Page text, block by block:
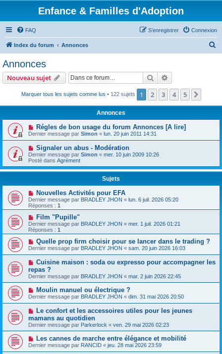
Enfance & Familles d'Adoption
FAQ Connexion
S’enregistrer
Index du forum Annonces
e
Annonces
Nouveau sujet Rechercher
Marquer tous les sujets comme lus • 122 sujets 1 2 3 4 5
Annonces
Régles de bon usage du forum Annonces [A lire]
Dernier message par Simon « lun. 20 juin 2011 14:31
Signaler un abus - Modération
Dernier message par Simon « mer. 10 juin 2009 10:26
Posté dans Agrément
Sujets
Nouvelles Activités pour EFA
Dernier message par BRADLEY JHON « lun. 6 juil. 2026 05:20
Réponses : 1
Film "Pupille"
Dernier message par BRADLEY JHON « mer. 1 juil. 2026 01:21
Réponses : 1
Quelle prop firm choisir pour se lancer dans le trading ?
Dernier message par BRADLEY JHON « sam. 20 juin 2026 16:03
Cuisine maison : soda ou expresso pour accompagner les
repas ?
Dernier message par BRADLEY JHON « mar. 2 juin 2026 22:45
Moulin manuel ou électrique ?
Dernier message par BRADLEY JHON « dim. 31 mai 2026 20:50
Le confort et les accessoires utiles pour les jeunes
mamans au quotidien
Dernier message par Parkerlock « ven. 29 mai 2026 02:23
Les cannes de marche entre élégance et mobilité
Dernier message par RANCID « jeu. 28 mai 2026 23:59